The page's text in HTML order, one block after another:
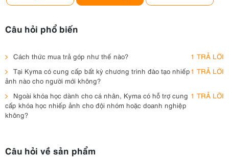
Câu hỏi phổ biến
Cách thức mua trả góp như thế nào?
1 TRẢ LỜI
Tại Kyma có cung cấp bất kỳ chương trình đào tạo nhiếp
ảnh nào cho người mới không?
1 TRẢ LỜI
Ngoài khóa học dành cho cá nhân, Kyma có hỗ trợ cung
cấp khóa học nhiếp ảnh cho đội nhóm hoặc doanh nghiệp
không?
1 TRẢ LỜI
Câu hỏi về sản phẩm